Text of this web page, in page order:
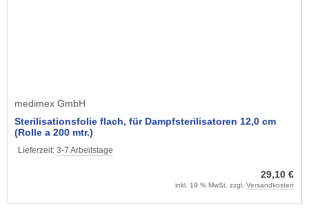
medimex GmbH
Sterilisationsfolie flach, für Dampfsterilisatoren 12,0 cm
(Rolle a 200 mtr.)
Lieferzeit: 3-7 Arbeitstage
29,10 €
inkl. 19 % MwSt. zzgl. Versandkosten